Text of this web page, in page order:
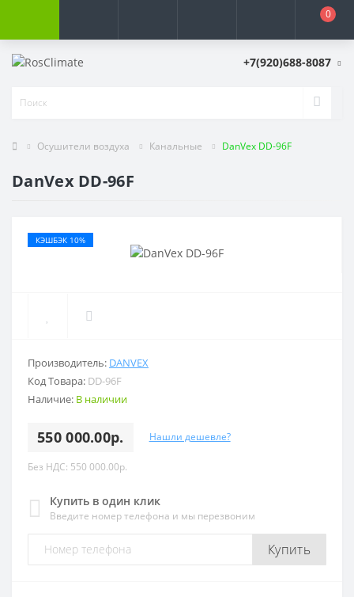
0
+7(920)688-8087
Осушители воздуха Канальные DanVex DD-96F
DanVex DD-96F
КЭШБЭК 10%
Производитель: DANVEX
Код Товара: DD-96F
Наличие: В наличии
550 000.00р. Нашли дешевле?
Без НДС: 550 000.00р.
Купить в один клик
Введите номер телефона и мы перезвоним
Купить